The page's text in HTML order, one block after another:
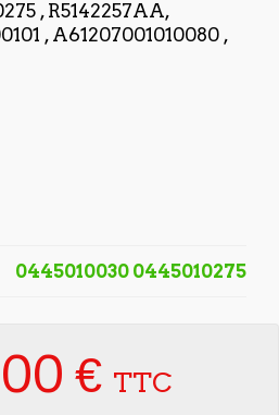
, R5142257AA,
, A61207001010080 ,
0445010030 0445010275
€ TTC